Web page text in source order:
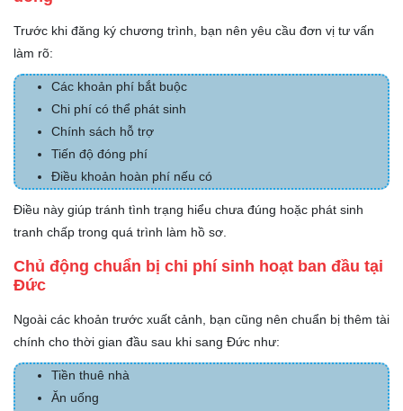
Trước khi đăng ký chương trình, bạn nên yêu cầu đơn vị tư vấn
làm rõ:
Các khoản phí bắt buộc
Chi phí có thể phát sinh
Chính sách hỗ trợ
Tiến độ đóng phí
Điều khoản hoàn phí nếu có
Điều này giúp tránh tình trạng hiểu chưa đúng hoặc phát sinh
tranh chấp trong quá trình làm hồ sơ.
Chủ động chuẩn bị chi phí sinh hoạt ban đầu tại
Đức
Ngoài các khoản trước xuất cảnh, bạn cũng nên chuẩn bị thêm tài
chính cho thời gian đầu sau khi sang Đức như:
Tiền thuê nhà
Ăn uống